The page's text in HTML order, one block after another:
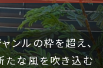
ンルの枠を超え、
たな風を吹き込む